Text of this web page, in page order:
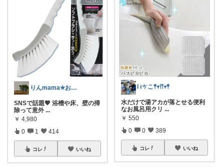
りんmama✯おしゃれ大好き𓍯
SNSで話題💖 浴槽や床、壁の掃
除って意外 ...
￥ 4,980
0 1 414
コレ いいね
Ɩ ıㄘこ𖤣𖥧𖥣𖡡𖥧𖤣
水だけで湯アカが落とせる便利
なお風呂用クリ ...
￥ 550
0 0 389
コレ いいね